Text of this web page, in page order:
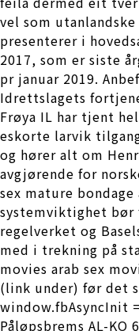
vel som
presenterer i
2017, som er siste
pr januar 2019.
Idrettslagets
Frøya IL har tjent
eskorte larvik
og hører alt om
avgjørende for
sex mature
systemviktighet bør
regelverket og
med i trekning på
movies arab sex
(link under) før det
window.fbAsyncInit
Påløpsbrems AL-